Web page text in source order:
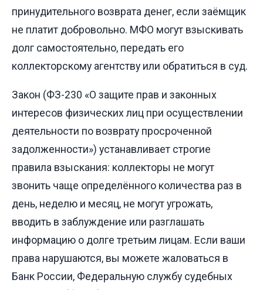
принудительного возврата денег, если заёмщик
не платит добровольно. МФО могут взыскивать
долг самостоятельно, передать его
коллекторскому агентству или обратиться в суд.
Закон (ФЗ-230 «О защите прав и законных
интересов физических лиц при осуществлении
деятельности по возврату просроченной
задолженности») устанавливает строгие
правила взыскания: коллекторы не могут
звонить чаще определённого количества раз в
день, неделю и месяц, не могут угрожать,
вводить в заблуждение или разглашать
информацию о долге третьим лицам. Если ваши
права нарушаются, вы можете жаловаться в
Банк России, Федеральную службу судебных